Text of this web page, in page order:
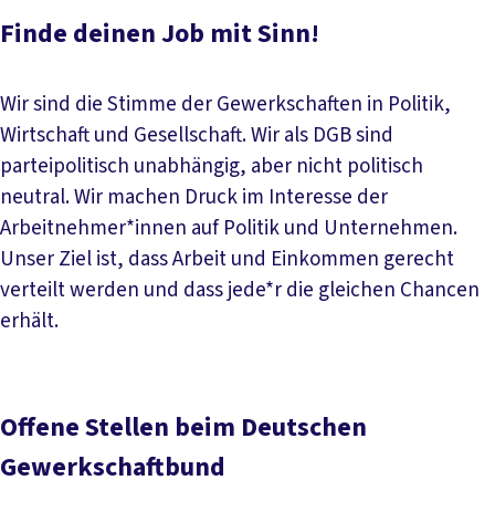
Finde deinen Job mit Sinn!
Wir sind die Stimme der Gewerkschaften in Politik,
Wirtschaft und Gesellschaft. Wir als DGB sind
parteipolitisch unabhängig, aber nicht politisch
neutral. Wir machen Druck im Interesse der
Arbeitnehmer*innen auf Politik und Unternehmen.
Unser Ziel ist, dass Arbeit und Einkommen gerecht
verteilt werden und dass jede*r die gleichen Chancen
erhält.
Offene Stellen beim Deutschen
Gewerkschaftbund